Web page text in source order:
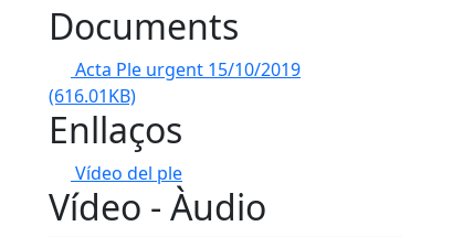
Documents
Acta Ple urgent 15/10/2019
(616.01KB)
Enllaços
Vídeo del ple
Vídeo - Àudio